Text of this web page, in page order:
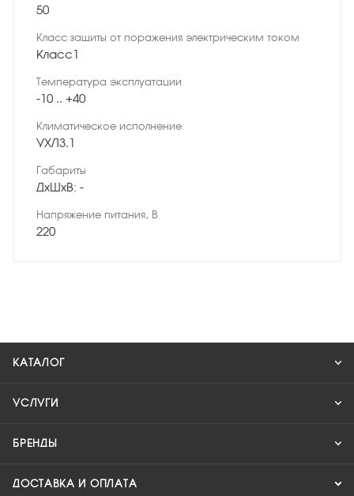
50
Класс защиты от поражения электрическим током
Класс1
Температура эксплуатации
-10 .. +40
Климатическое исполнение
УХЛ3.1
Габариты
ДхШхВ: -
Напряжение питания, В
220
КАТАЛОГ
УСЛУГИ
БРЕНДЫ
ДОСТАВКА И ОПЛАТА